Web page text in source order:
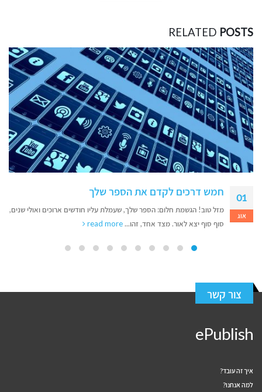
RELATED POSTS
01
אוג
חמש דרכים לקדם את הספר שלך
מזל טוב! הגשמת חלום: הספר שלך, שעמלת עליו חודשים ארוכים ואולי שנים,
סוף סוף יצא לאור. מצד אחד, זהו...read more
צור קשר
ePublish
איך זה עובד?
למה אנחנו?